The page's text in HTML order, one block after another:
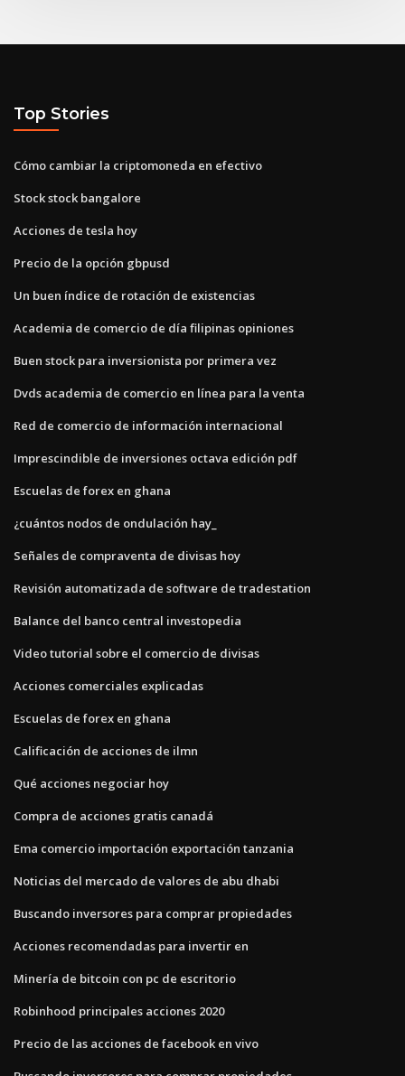
Top Stories
Cómo cambiar la criptomoneda en efectivo
Stock stock bangalore
Acciones de tesla hoy
Precio de la opción gbpusd
Un buen índice de rotación de existencias
Academia de comercio de día filipinas opiniones
Buen stock para inversionista por primera vez
Dvds academia de comercio en línea para la venta
Red de comercio de información internacional
Imprescindible de inversiones octava edición pdf
Escuelas de forex en ghana
¿cuántos nodos de ondulación hay_
Señales de compraventa de divisas hoy
Revisión automatizada de software de tradestation
Balance del banco central investopedia
Video tutorial sobre el comercio de divisas
Acciones comerciales explicadas
Escuelas de forex en ghana
Calificación de acciones de ilmn
Qué acciones negociar hoy
Compra de acciones gratis canadá
Ema comercio importación exportación tanzania
Noticias del mercado de valores de abu dhabi
Buscando inversores para comprar propiedades
Acciones recomendadas para invertir en
Minería de bitcoin con pc de escritorio
Robinhood principales acciones 2020
Precio de las acciones de facebook en vivo